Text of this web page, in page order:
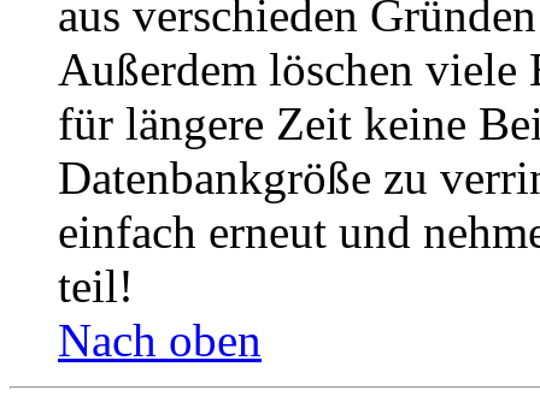
aus verschieden
Außerdem löschen viele
für längere Zeit keine
Datenbankgröße zu
einfach erneut und
teil!
Nach oben